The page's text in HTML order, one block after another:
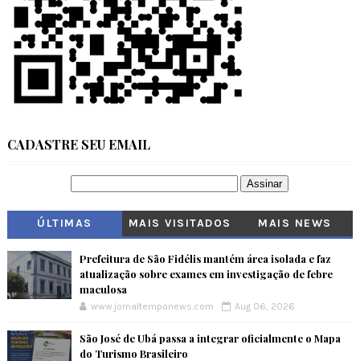
CADASTRE SEU EMAIL
ÚLTIMAS MAIS VISITADOS MAIS NEWS
Prefeitura de São Fidélis mantém área isolada e faz
atualização sobre exames em investigação de febre
maculosa
www.jornaltemponews.com Aug 06, 2026
São José de Ubá passa a integrar oficialmente o Mapa
do Turismo Brasileiro